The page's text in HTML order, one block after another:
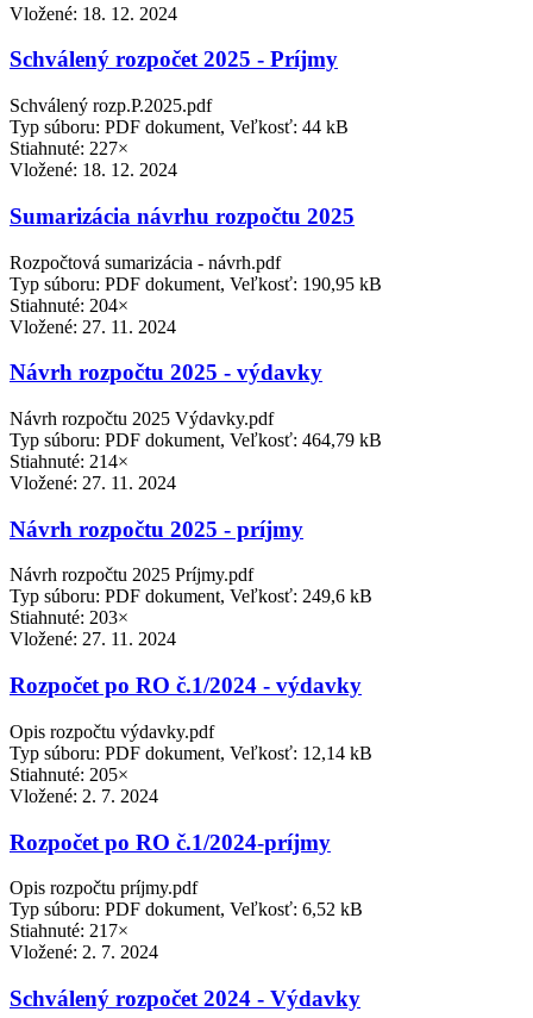
Vložené: 18. 12. 2024
Schválený rozpočet 2025 - Príjmy
Schválený rozp.P.2025.pdf
Typ súboru: PDF dokument, Veľkosť: 44 kB
Stiahnuté: 227×
Vložené: 18. 12. 2024
Sumarizácia návrhu rozpočtu 2025
Rozpočtová sumarizácia - návrh.pdf
Typ súboru: PDF dokument, Veľkosť: 190,95 kB
Stiahnuté: 204×
Vložené: 27. 11. 2024
Návrh rozpočtu 2025 - výdavky
Návrh rozpočtu 2025 Výdavky.pdf
Typ súboru: PDF dokument, Veľkosť: 464,79 kB
Stiahnuté: 214×
Vložené: 27. 11. 2024
Návrh rozpočtu 2025 - príjmy
Návrh rozpočtu 2025 Príjmy.pdf
Typ súboru: PDF dokument, Veľkosť: 249,6 kB
Stiahnuté: 203×
Vložené: 27. 11. 2024
Rozpočet po RO č.1/2024 - výdavky
Opis rozpočtu výdavky.pdf
Typ súboru: PDF dokument, Veľkosť: 12,14 kB
Stiahnuté: 205×
Vložené: 2. 7. 2024
Rozpočet po RO č.1/2024-príjmy
Opis rozpočtu príjmy.pdf
Typ súboru: PDF dokument, Veľkosť: 6,52 kB
Stiahnuté: 217×
Vložené: 2. 7. 2024
Schválený rozpočet 2024 - Výdavky